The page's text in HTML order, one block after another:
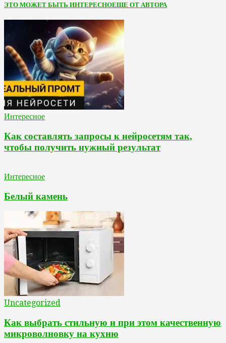
ЭТО МОЖЕТ БЫТЬ ИНТЕРЕСНОЕЩЕ ОТ АВТОРА
Интересное
Как составлять запросы к нейросетям так,
чтобы получить нужный результат
Интересное
Белый камень
Uncategorized
Как выбрать стильную и при этом качественную
микроволновку на кухню